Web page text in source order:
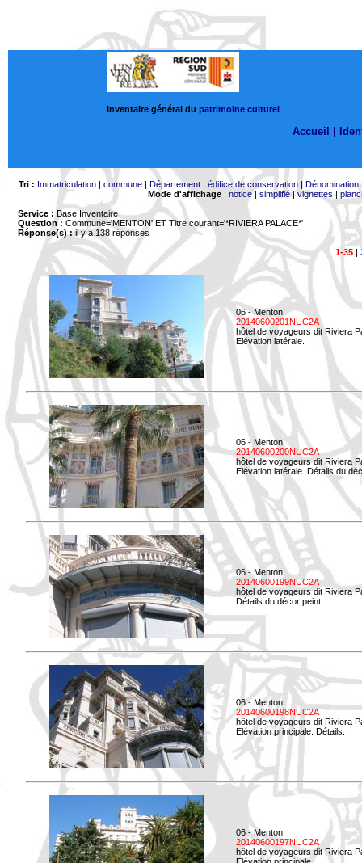
Inventaire général du patrimoine culturel
Accueil |
Tri : Immatriculation| commune| Département| édifice de conservation| Dénomination
Mode d'affichage: notice| simplifié|vignettes |
Service : Base Inventaire
Question : Commune='MENTON' ET Titre courant='*RIVIERA PALACE*'
Réponse(s) :il y a 138 réponses
1-35|
06 - Menton
20140600201NUC2A
hôtel de voyageurs dit Riviera
Elévation latérale.
06 - Menton
20140600200NUC2A
hôtel de voyageurs dit Riviera
Elévation latérale. Détails du
06 - Menton
20140600199NUC2A
hôtel de voyageurs dit Riviera
Détails du décor peint.
06 - Menton
20140600198NUC2A
hôtel de voyageurs dit Riviera
Elévation principale. Détails.
06 - Menton
20140600197NUC2A
hôtel de voyageurs dit Riviera